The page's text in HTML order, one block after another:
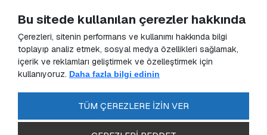
KVKK Başvuru
KVKK Aydınlatma Metni
Veri Sorumlusu Başvuru Formu
Güvenlik Kameraları Aydınlatma Metni
SSS
Bu sitede kullanılan çerezler hakkında
Çerezleri, sitenin performans ve kullanımı hakkında bilgi
toplayıp analiz etmek, sosyal medya özellikleri sağlamak,
içerik ve reklamları geliştirmek ve özelleştirmek için
kullanıyoruz. Daha fazla bilgi edinin
TÜM ÇEREZLERE İZİN VER